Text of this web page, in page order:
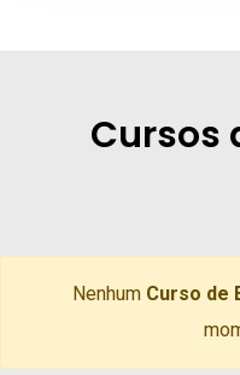
Cursos
Nenhum Curso de